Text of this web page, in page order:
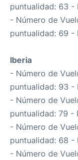
puntualidad: 63 -
- Número de
puntualidad: 69 -
Iberia
- Número de
puntualidad: 93 -
- Número de
puntualidad: 79 -
- Número de
puntualidad: 68 -
- Número de